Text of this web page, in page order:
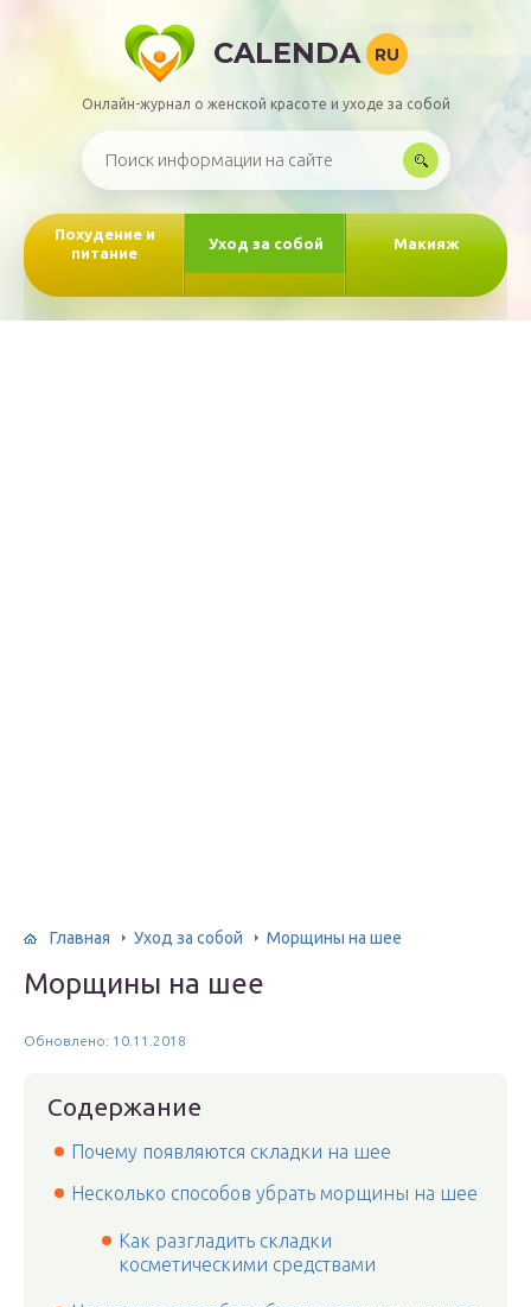
CALENDA RU
Онлайн-журнал о женской красоте и уходе за собой
Похудение и
питание
Уход за собой Макияж
Главная Уход за собой Морщины на шее
Морщины на шее
Обновлено: 10.11.2018
Содержание
Почему появляются складки на шее
Несколько способов убрать морщины на шее
Как разгладить складки
косметическими средствами